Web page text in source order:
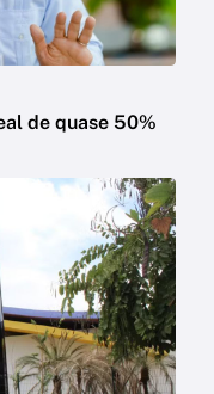
de quase 50%